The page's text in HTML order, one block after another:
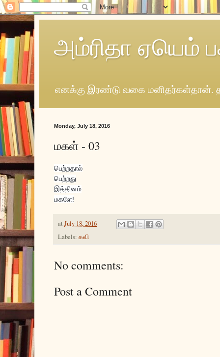
அம்ரிதா ஏயெம்
எனக்கு இரண்டு வகை மனிதர்கள்தான்.
Monday, July 18, 2016
மகள் - 03
பெற்றதால்
பெற்றது
இத்தினம்
மகளே!
at July 18, 2016
Labels: கவி
No comments:
Post a Comment